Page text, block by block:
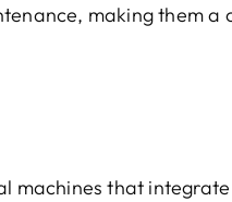
, making them a
machines that